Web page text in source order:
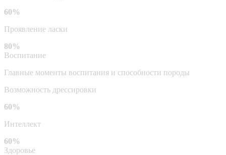
60%
Проявление ласки
80%
Воспитание
Главные моменты воспитания и способности породы
Возможность дрессировки
60%
Интеллект
60%
Здоровье